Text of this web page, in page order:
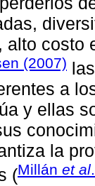
alto costo
(2007)
a
y ellas
la
(Millán et al